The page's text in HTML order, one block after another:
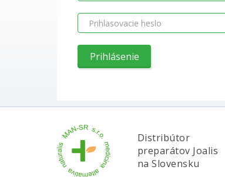
Distribútor
preparátov Joalis
na Slovensku